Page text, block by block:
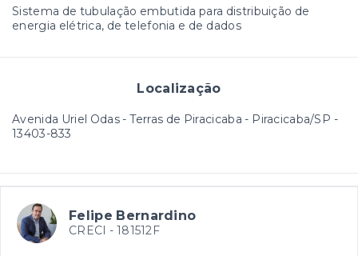
Sistema de tubulação embutida para distribuição de
energia elétrica, de telefonia e de dados
Localização
Avenida Uriel Odas - Terras de Piracicaba - Piracicaba/SP -
13403-833
Felipe Bernardino
CRECI - 181512F